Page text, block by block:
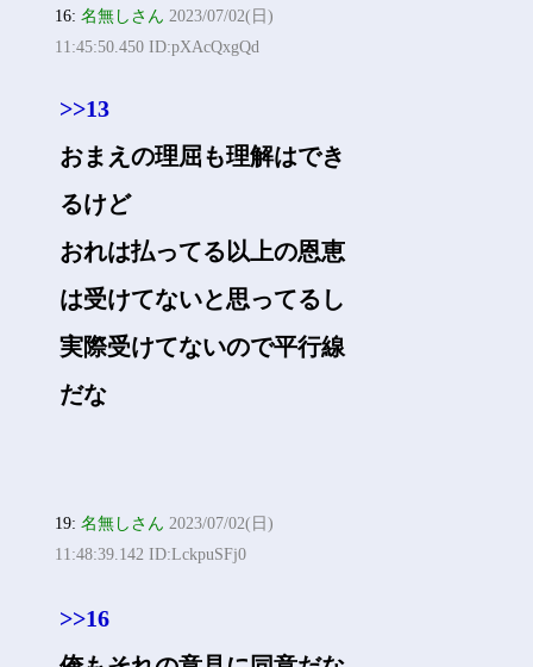
16:名無しさん 2023/07/02(日)
11:45:50.450 ID:pXAcQxgQd
>>13
おまえの理屈も理解はでき
るけど
おれは払ってる以上の恩恵
は受けてないと思ってるし
実際受けてないので平行線
だな
19:名無しさん 2023/07/02(日)
11:48:39.142 ID:LckpuSFj0
>>16